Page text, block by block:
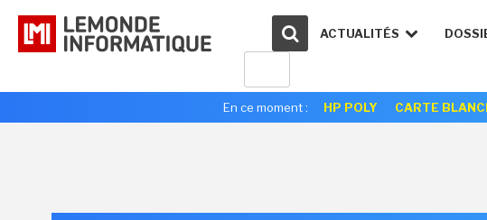
ACTUALITÉS
En ce moment : HP POLY CARTE